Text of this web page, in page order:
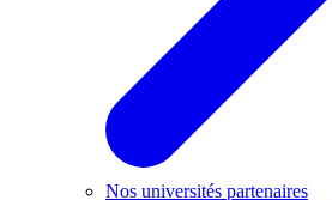
Nos universités partenaires